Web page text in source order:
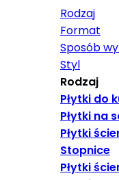
Rodzaj
Format
Sposób
Styl
Rodzaj
Płytki do
Płytki na
Płytki
Stopnice
Płytki